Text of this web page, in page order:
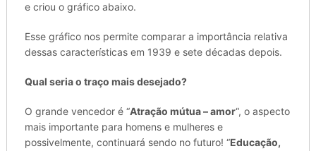
e criou o gráfico abaixo.
Esse gráfico nos permite comparar a importância relativa
dessas características em 1939 e sete décadas depois.
Qual seria o traço mais desejado?
O grande vencedor é “Atração mútua – amor“, o aspecto
mais importante para homens e mulheres e
possivelmente, continuará sendo no futuro! “Educação,